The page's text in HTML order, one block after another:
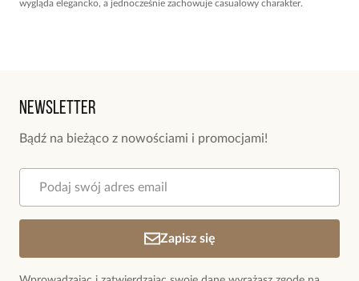
wygląda elegancko, a jednocześnie zachowuje casualowy charakter.
sprawdzi się u osób, które lubią ozdoby z nutką symboliki.
Do wyboru masz różne kształty i wykończenia, które łatwo dopasujesz do
nigdy nie wyjdzie z mody.
Srebrny naszyjnik z motylkiem – wyjątkowy styl dla każdej
kobiety
Newsletter
Bądź na bieżąco z nowościami i promocjami!
Zapisz się